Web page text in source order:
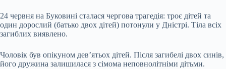
24 червня на Буковині сталася чергова трагедія: троє дітей та
один дорослий (батько двох дітей) потонули у Дністрі. Тіла всіх
загиблих виявлено.
Чоловік був опікуном дев’ятьох дітей. Після загибелі двох синів,
його дружина залишилася з сімома неповнолітніми дітьми.